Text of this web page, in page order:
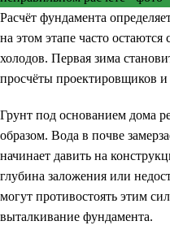
Расчёт фундамента
на этом этапе часто
холодов. Первая зима
просчёты проектировщиков и
Грунт под основанием дома
образом. Вода в почве
начинает давить на
глубина заложения или
могут противостоять этим
выталкивание фундамента.